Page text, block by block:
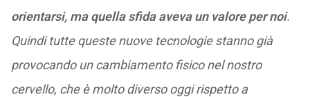
orientarsi, ma quella sfida aveva un valore per noi.
Quindi tutte queste nuove tecnologie stanno già
provocando un cambiamento fisico nel nostro
cervello, che è molto diverso oggi rispetto a